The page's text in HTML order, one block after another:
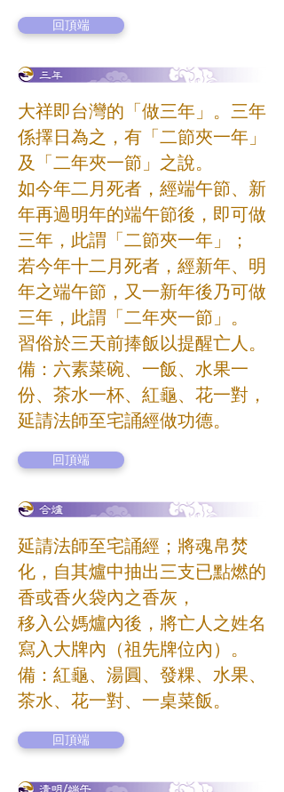
回頂端
大祥即台灣的「做三年」。三年
係擇日為之，有「二節夾一年」
及「二年夾一節」之說。
如今年二月死者，經端午節、新
年再過明年的端午節後，即可做
三年，此謂「二節夾一年」；
若今年十二月死者，經新年、明
年之端午節，又一新年後乃可做
三年，此謂「二年夾一節」。
習俗於三天前捧飯以提醒亡人。
備：六素菜碗、一飯、水果一
份、茶水一杯、紅龜、花一對，
延請法師至宅誦經做功德。
回頂端
延請法師至宅誦經；將魂帛焚
化，自其爐中抽出三支已點燃的
香或香火袋內之香灰，
移入公媽爐內後，將亡人之姓名
寫入大牌內（祖先牌位內）。
備：紅龜、湯圓、發粿、水果、
茶水、花一對、一桌菜飯。
回頂端